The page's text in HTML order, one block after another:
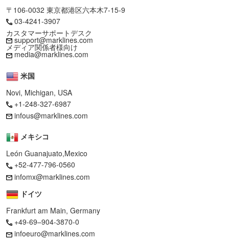
〒106-0032 東京都港区六本木7-15-9
03-4241-3907
カスタマーサポートデスク
support@marklines.com
メディア関係者様向け
media@marklines.com
米国
Novi, Michigan, USA
+1-248-327-6987
infous@marklines.com
メキシコ
León Guanajuato,Mexico
+52-477-796-0560
infomx@marklines.com
ドイツ
Frankfurt am Main, Germany
+49-69–904-3870-0
infoeuro@marklines.com